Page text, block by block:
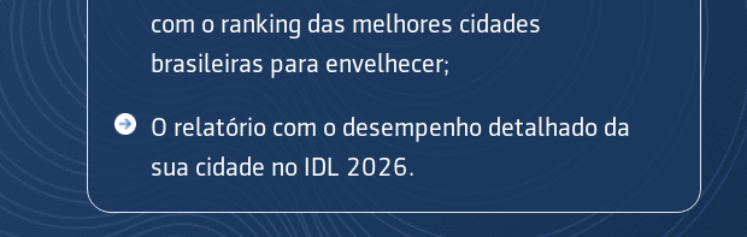
com o ranking das melhores cidades
brasileiras para envelhecer;
O relatório com o desempenho detalhado da
sua cidade no IDL 2026.